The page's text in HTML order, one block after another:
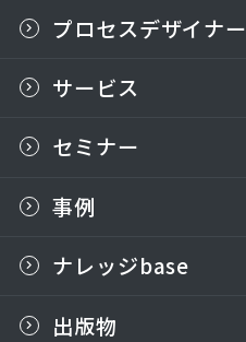
プロセスデザイナー
サービス
セミナー
事例
ナレッジbase
出版物